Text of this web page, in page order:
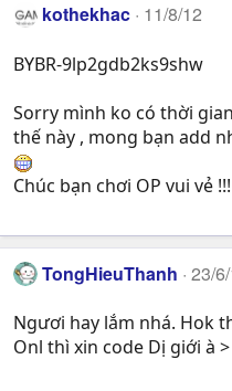
kothekhac 11/8/12
BYBR-9lp2gdb2ks9shw
Sorry mình ko có thời
thế này , mong bạn add
Chúc bạn chơi OP vui vẻ !!!
TongHieuThanh 23/
Ngươi hay lắm nhá. Hok
Onl thì xin code Dị giới à